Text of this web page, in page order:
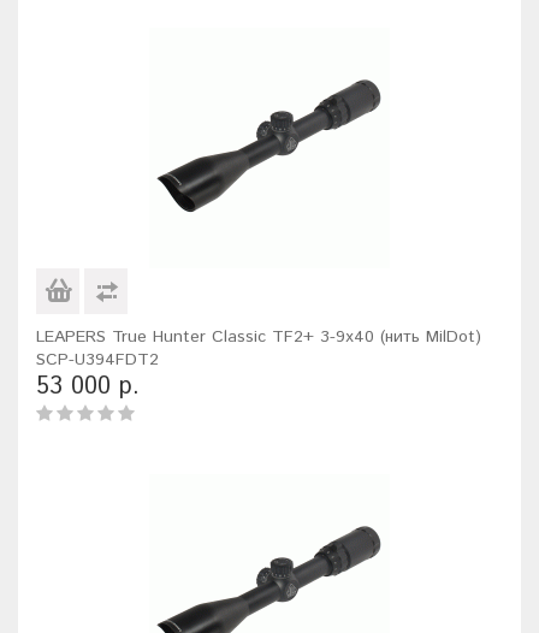
LEAPERS True Hunter Classic TF2+ 3-9x40 (нить MilDot)
SCP-U394FDT2
53 000 р.